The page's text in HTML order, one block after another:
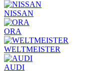
NISSAN
ORA
WELTMEISTER
AUDI